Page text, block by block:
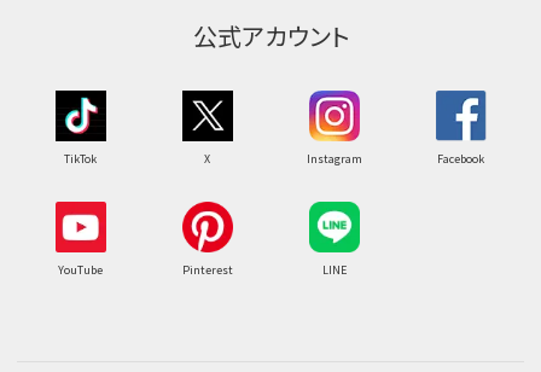
公式アカウント
TikTok X Instagram Facebook
YouTube Pinterest LINE